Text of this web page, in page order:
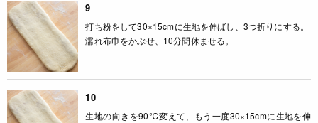
9
打ち粉をして30×15cmに生地を伸ばし、3つ折りにする。
濡れ布巾をかぶせ、10分間休ませる。
10
生地の向きを90℃変えて、もう一度30×15cmに生地を伸